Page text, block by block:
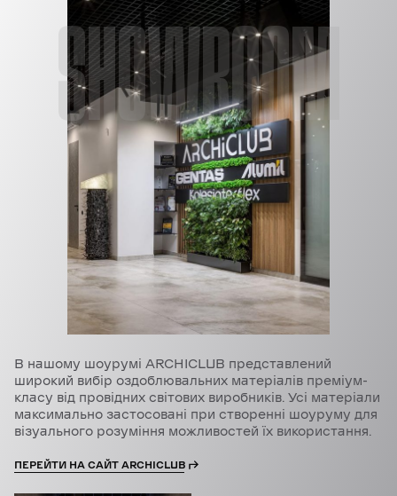
SHOWROOM
В нашому шоурумі ARCHICLUB представлений
широкий вибір оздоблювальних матеріалів преміум-
класу від провідних світових виробників. Усі матеріали
максимально застосовані при створенні шоуруму для
візуального розуміння можливостей їх використання.
ПЕРЕЙТИ НА САЙТ ARCHICLUB